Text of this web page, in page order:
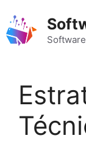
contenido